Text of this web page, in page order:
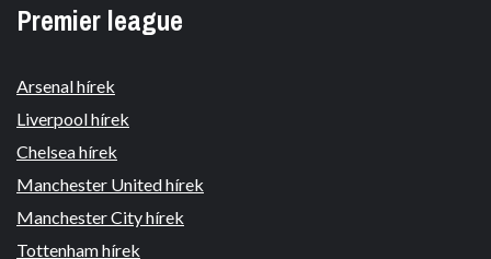
Premier league
Arsenal hírek
Liverpool hírek
Chelsea hírek
Manchester United hírek
Manchester City hírek
Tottenham hírek